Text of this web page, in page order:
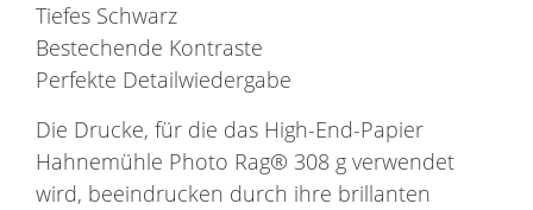
Tiefes Schwarz
Bestechende Kontraste
Perfekte Detailwiedergabe
Die Drucke, für die das High-End-Papier
Hahnemühle Photo Rag® 308 g verwendet
wird, beeindrucken durch ihre brillanten